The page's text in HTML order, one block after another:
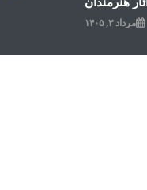
مرداد ۳, ۱۴۰۵